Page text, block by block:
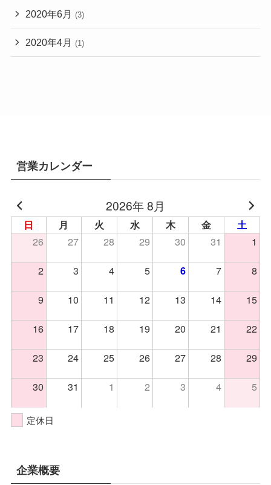
2020年6月 (3)
2020年4月 (1)
営業カレンダー
2026年 8月
日 月 火 水 木 金 土
26 27 28 29 30 31
1
2
3 4 5 6 7
8
9
10 11 12 13 14
15
16
17 18 19 20 21
22
23
24 25 26 27 28
29
30
31 1 2 3 4 5
定休日
企業概要